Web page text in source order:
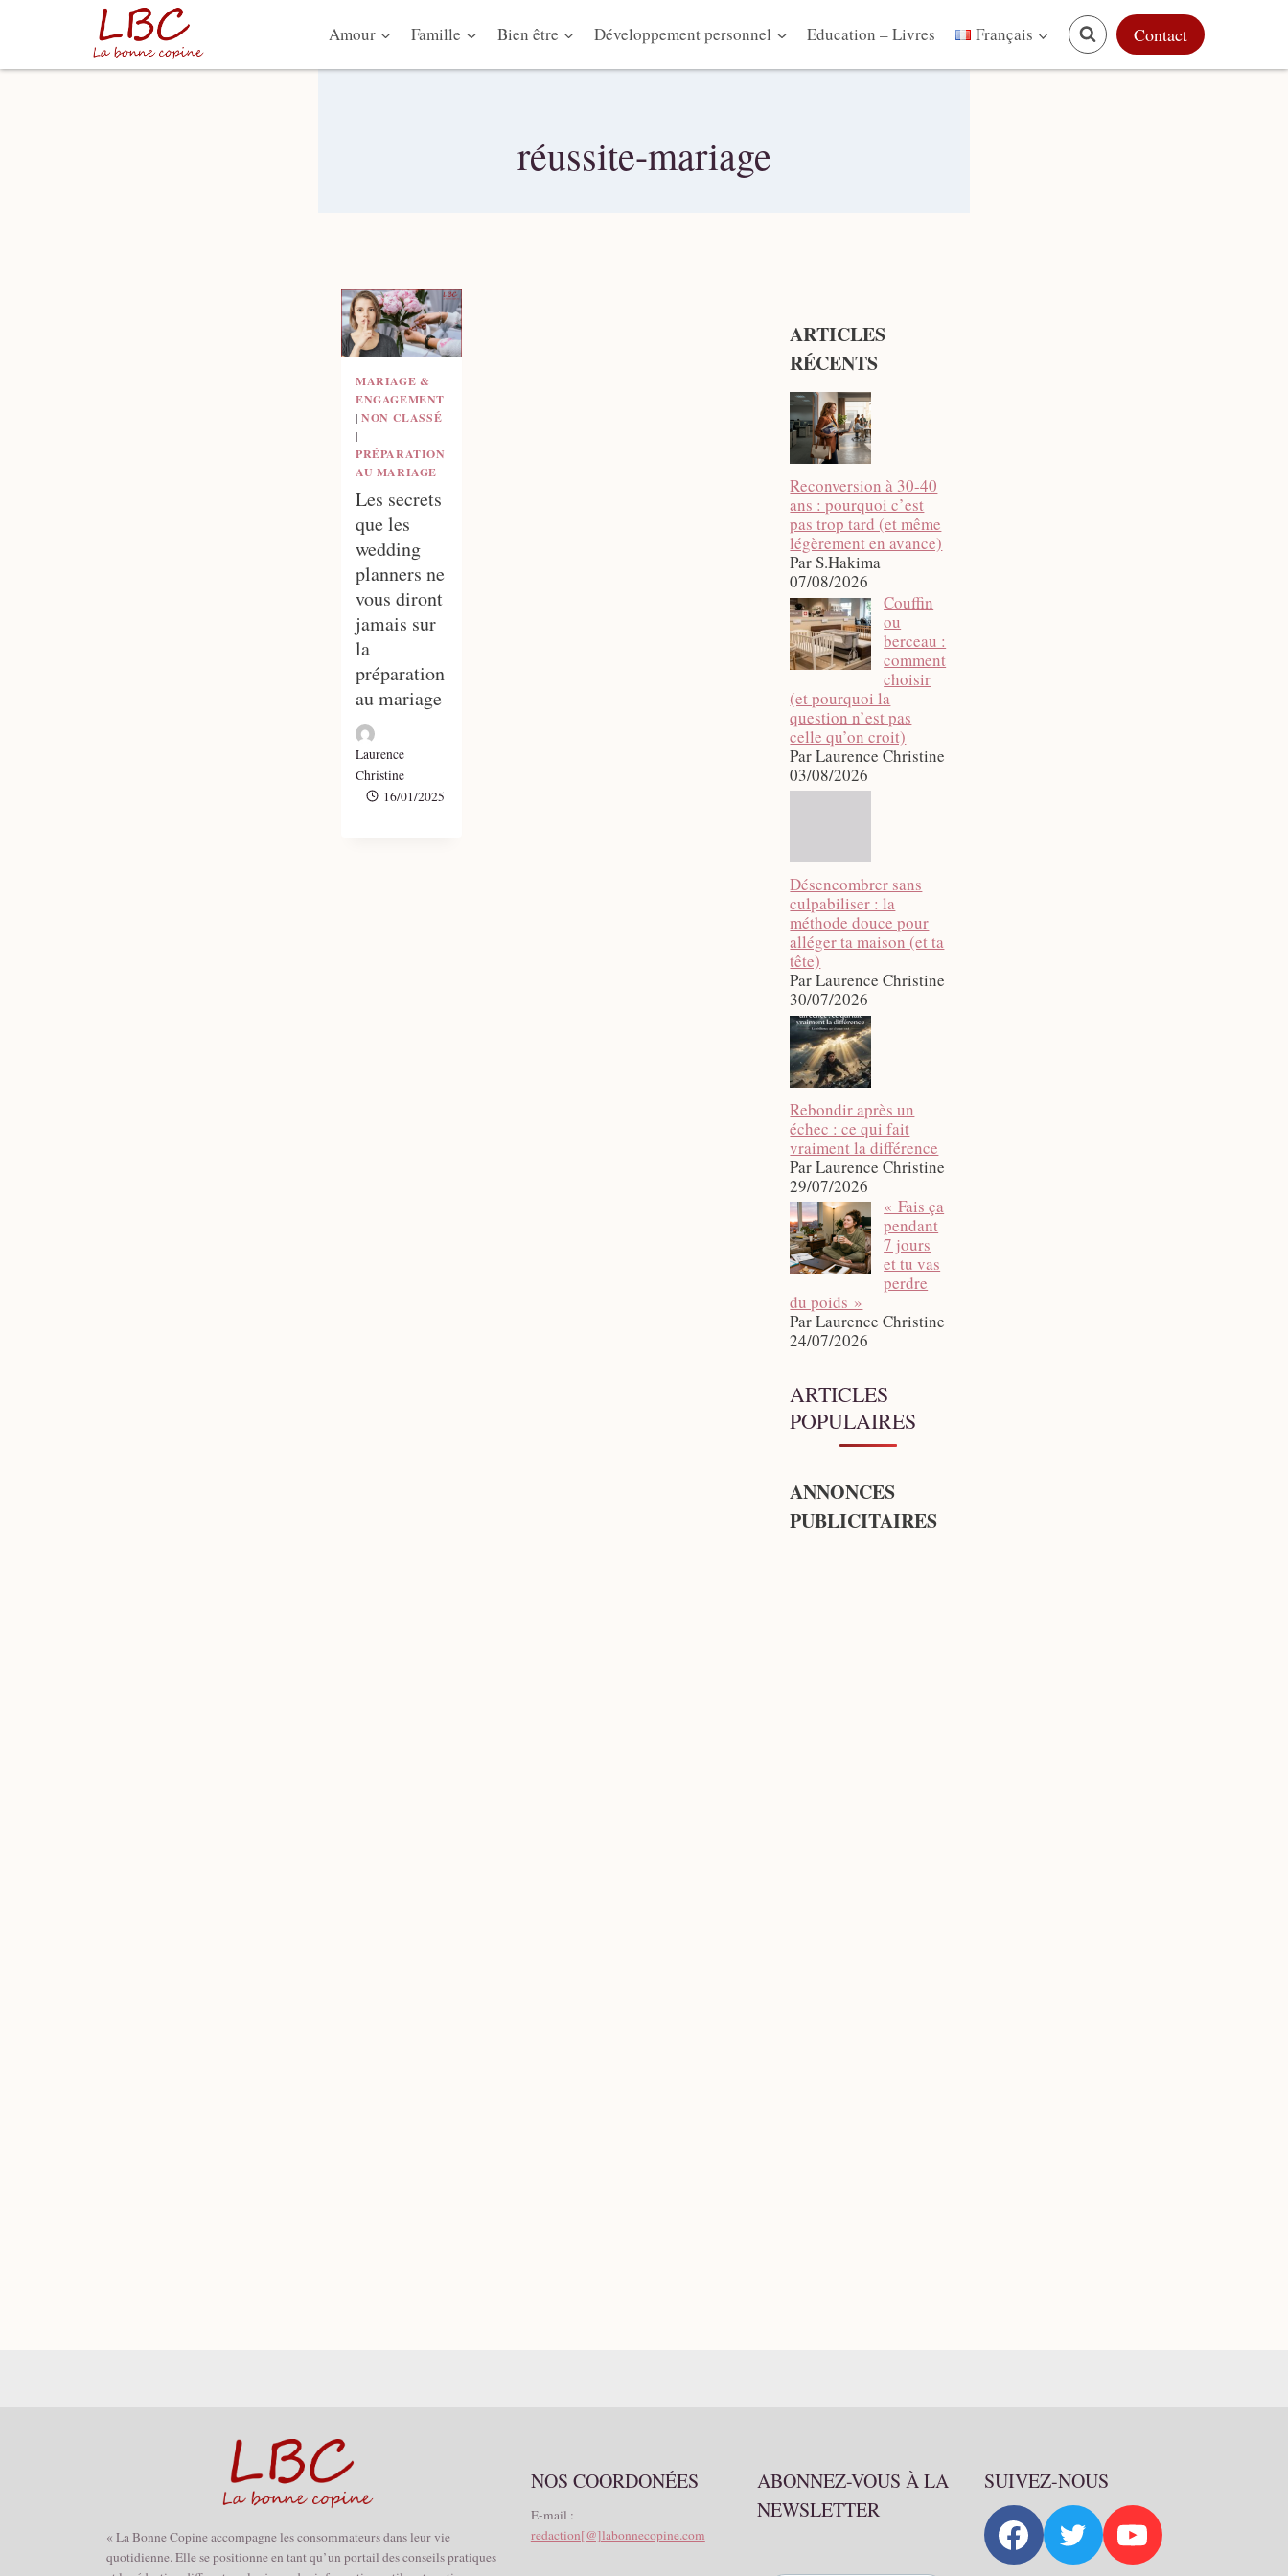
contenu
Amour Famille Bien être Développement personnel Education – Livres Français Contact
réussite-mariage
MARIAGE &
ENGAGEMENT
|NON CLASSÉ
|
PRÉPARATION
AU MARIAGE
Les secrets
que les
wedding
planners ne
vous diront
jamais sur
la
préparation
au mariage
Laurence
Christine
16/01/2025
ARTICLES
RÉCENTS
Reconversion à 30-40
ans : pourquoi c’est
pas trop tard (et même
légèrement en avance)
Par S.Hakima
07/08/2026
Couffin
ou
berceau :
comment
choisir
(et pourquoi la
question n’est pas
celle qu’on croit)
Par Laurence Christine
03/08/2026
Désencombrer sans
culpabiliser : la
méthode douce pour
alléger ta maison (et ta
tête)
Par Laurence Christine
30/07/2026
Rebondir après un
échec : ce qui fait
vraiment la différence
Par Laurence Christine
29/07/2026
« Fais ça
pendant
7 jours
et tu vas
perdre
du poids »
Par Laurence Christine
24/07/2026
ARTICLES
POPULAIRES
ANNONCES
PUBLICITAIRES
« La Bonne Copine accompagne les consommateurs dans leur vie
quotidienne. Elle se positionne en tant qu’un portail des conseils pratiques
NOS COORDONÉES
E-mail :
redaction[@]labonnecopine.com
ABONNEZ-VOUS À LA
NEWSLETTER
SUIVEZ-NOUS